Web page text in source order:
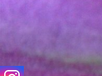
springen